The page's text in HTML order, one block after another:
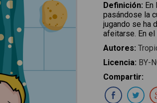
Definición: En
pasándose la
jugando se ha
afeitarse. En
Autores:
Licencia: BY-
Compartir: